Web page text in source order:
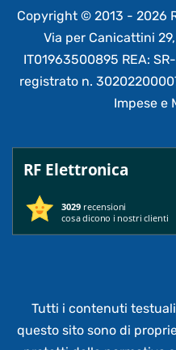
Copyright © 2013 - 2026
Via per Canicattini
IT01963500895 REA:
registrato n.
Impese e
RF Elettronica
3029 recensioni
cosa dicono i nostri clienti
Tutti i contenuti
questo sito sono di